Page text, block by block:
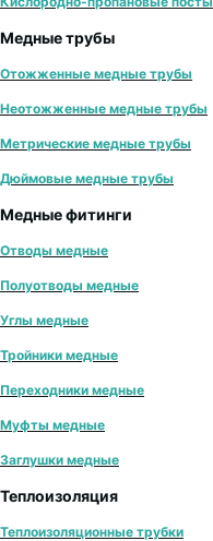
Медные трубы
Отожженные медные трубы
Неотожженные медные трубы
Метрические медные трубы
Дюймовые медные трубы
Медные фитинги
Отводы медные
Полуотводы медные
Углы медные
Тройники медные
Переходники медные
Муфты медные
Заглушки медные
Теплоизоляция
Теплоизоляционные трубки